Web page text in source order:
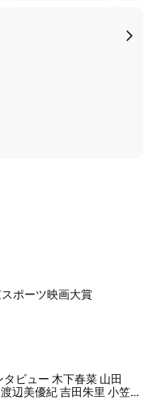
ポーツ映画大賞
ビュー 木下春菜 山田
辺美優紀 吉田朱里 小笠原